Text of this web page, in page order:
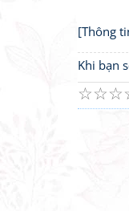
[Thông
Khi bạn
☆
☆
☆